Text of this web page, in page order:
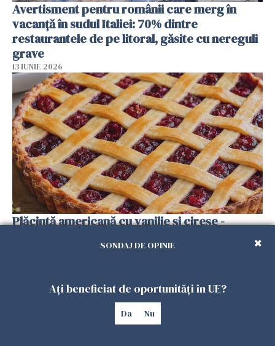
Avertisment pentru românii care merg în
vacanță în sudul Italiei: 70% dintre
restaurantele de pe litoral, găsite cu nereguli
grave
13 IUNIE 2026
Plăcintă americană cu vanilie și cireșe -
SONDAJ DE OPINIE
Ați beneficiat de oportunități în UE?
Da Nu